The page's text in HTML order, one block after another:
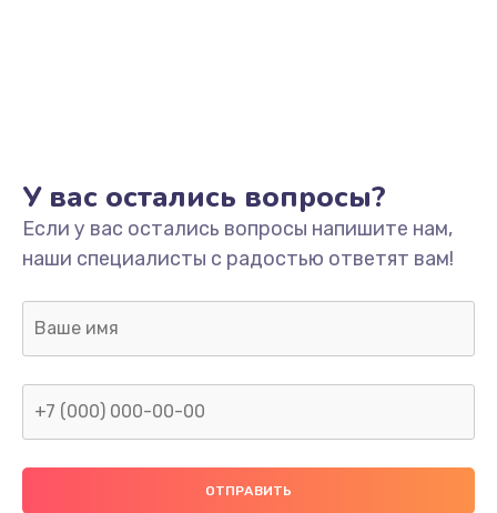
У вас остались вопросы?
Если у вас остались вопросы напишите нам,
наши специалисты с радостью ответят вам!